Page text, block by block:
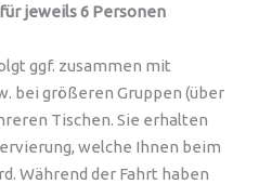
jeweils 6 Personen
ggf. zusammen mit
bei größeren Gruppen (über
Tischen. Sie erhalten
welche Ihnen beim
Während der Fahrt haben